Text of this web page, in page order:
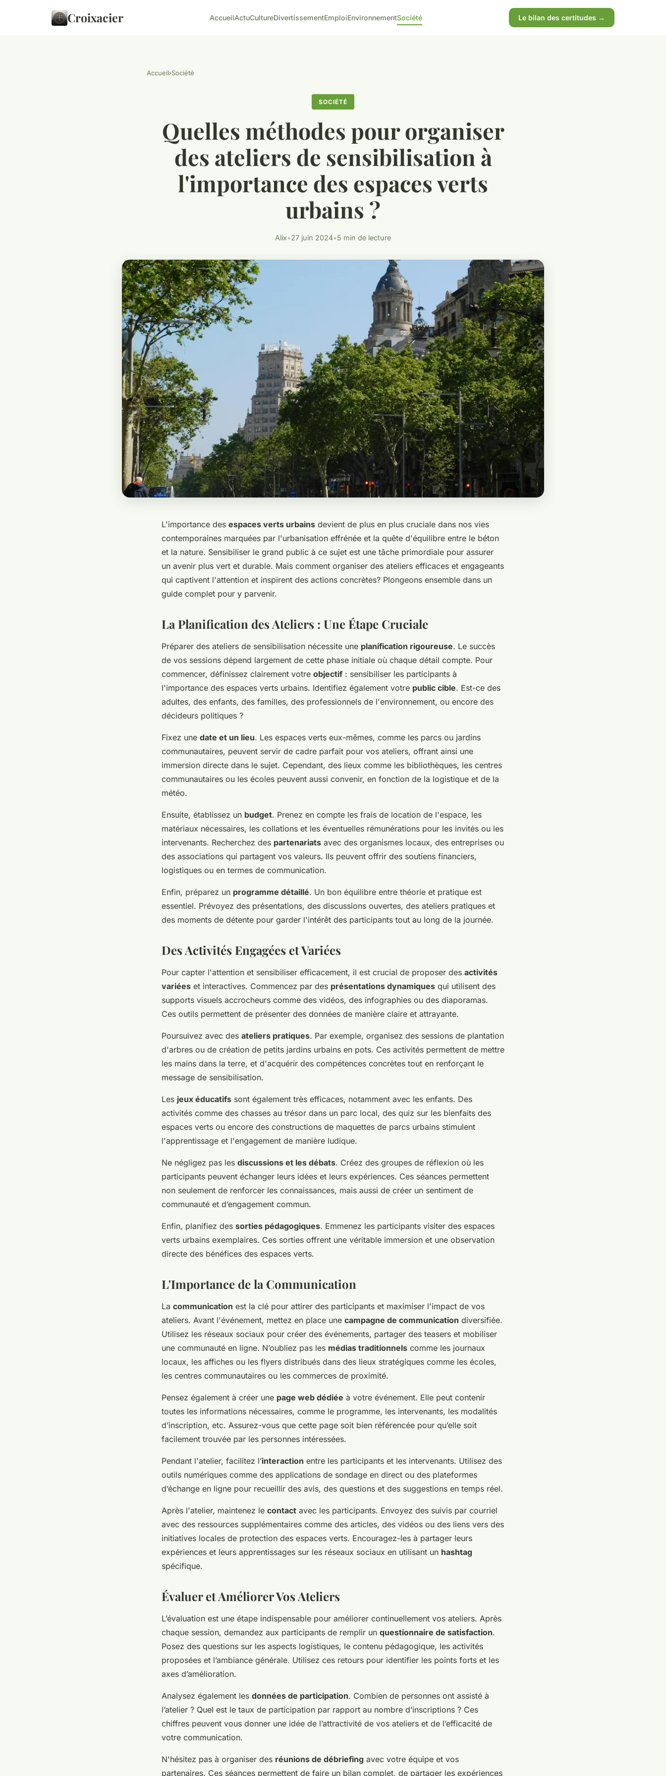
Croixacier AccueilActuCultureDivertissementEmploiEnvironnementSociété Le bilan des certitudes →
Accueil›Société
SOCIÉTÉ
Quelles méthodes pour organiser
des ateliers de sensibilisation à
l'importance des espaces verts
urbains ?
Alix•27 juin 2024•5 min de lecture
L'importance des espaces verts urbains devient de plus en plus cruciale dans nos vies
contemporaines marquées par l'urbanisation effrénée et la quête d'équilibre entre le béton
et la nature. Sensibiliser le grand public à ce sujet est une tâche primordiale pour assurer
un avenir plus vert et durable. Mais comment organiser des ateliers efficaces et engageants
qui captivent l'attention et inspirent des actions concrètes? Plongeons ensemble dans un
guide complet pour y parvenir.
La Planification des Ateliers : Une Étape Cruciale
Préparer des ateliers de sensibilisation nécessite une planification rigoureuse. Le succès
de vos sessions dépend largement de cette phase initiale où chaque détail compte. Pour
commencer, définissez clairement votre objectif : sensibiliser les participants à
l'importance des espaces verts urbains. Identifiez également votre public cible. Est-ce des
adultes, des enfants, des familles, des professionnels de l'environnement, ou encore des
décideurs politiques ?
Fixez une date et un lieu. Les espaces verts eux-mêmes, comme les parcs ou jardins
communautaires, peuvent servir de cadre parfait pour vos ateliers, offrant ainsi une
immersion directe dans le sujet. Cependant, des lieux comme les bibliothèques, les centres
communautaires ou les écoles peuvent aussi convenir, en fonction de la logistique et de la
météo.
Ensuite, établissez un budget. Prenez en compte les frais de location de l'espace, les
matériaux nécessaires, les collations et les éventuelles rémunérations pour les invités ou les
intervenants. Recherchez des partenariats avec des organismes locaux, des entreprises ou
des associations qui partagent vos valeurs. Ils peuvent offrir des soutiens financiers,
logistiques ou en termes de communication.
Enfin, préparez un programme détaillé. Un bon équilibre entre théorie et pratique est
essentiel. Prévoyez des présentations, des discussions ouvertes, des ateliers pratiques et
des moments de détente pour garder l'intérêt des participants tout au long de la journée.
Des Activités Engagées et Variées
Pour capter l'attention et sensibiliser efficacement, il est crucial de proposer des activités
variées et interactives. Commencez par des présentations dynamiques qui utilisent des
supports visuels accrocheurs comme des vidéos, des infographies ou des diaporamas.
Ces outils permettent de présenter des données de manière claire et attrayante.
Poursuivez avec des ateliers pratiques. Par exemple, organisez des sessions de plantation
d'arbres ou de création de petits jardins urbains en pots. Ces activités permettent de mettre
les mains dans la terre, et d'acquérir des compétences concrètes tout en renforçant le
message de sensibilisation.
Les jeux éducatifs sont également très efficaces, notamment avec les enfants. Des
activités comme des chasses au trésor dans un parc local, des quiz sur les bienfaits des
espaces verts ou encore des constructions de maquettes de parcs urbains stimulent
l'apprentissage et l'engagement de manière ludique.
Ne négligez pas les discussions et les débats. Créez des groupes de réflexion où les
participants peuvent échanger leurs idées et leurs expériences. Ces séances permettent
non seulement de renforcer les connaissances, mais aussi de créer un sentiment de
communauté et d’engagement commun.
Enfin, planifiez des sorties pédagogiques. Emmenez les participants visiter des espaces
verts urbains exemplaires. Ces sorties offrent une véritable immersion et une observation
directe des bénéfices des espaces verts.
L'Importance de la Communication
La communication est la clé pour attirer des participants et maximiser l'impact de vos
ateliers. Avant l'événement, mettez en place une campagne de communication diversifiée.
Utilisez les réseaux sociaux pour créer des événements, partager des teasers et mobiliser
une communauté en ligne. N’oubliez pas les médias traditionnels comme les journaux
locaux, les affiches ou les flyers distribués dans des lieux stratégiques comme les écoles,
les centres communautaires ou les commerces de proximité.
Pensez également à créer une page web dédiée à votre événement. Elle peut contenir
toutes les informations nécessaires, comme le programme, les intervenants, les modalités
d’inscription, etc. Assurez-vous que cette page soit bien référencée pour qu’elle soit
facilement trouvée par les personnes intéressées.
Pendant l'atelier, facilitez l’interaction entre les participants et les intervenants. Utilisez des
outils numériques comme des applications de sondage en direct ou des plateformes
d’échange en ligne pour recueillir des avis, des questions et des suggestions en temps réel.
Après l'atelier, maintenez le contact avec les participants. Envoyez des suivis par courriel
avec des ressources supplémentaires comme des articles, des vidéos ou des liens vers des
initiatives locales de protection des espaces verts. Encouragez-les à partager leurs
expériences et leurs apprentissages sur les réseaux sociaux en utilisant un hashtag
spécifique.
Évaluer et Améliorer Vos Ateliers
L’évaluation est une étape indispensable pour améliorer continuellement vos ateliers. Après
chaque session, demandez aux participants de remplir un questionnaire de satisfaction.
Posez des questions sur les aspects logistiques, le contenu pédagogique, les activités
proposées et l’ambiance générale. Utilisez ces retours pour identifier les points forts et les
axes d’amélioration.
Analysez également les données de participation. Combien de personnes ont assisté à
l’atelier ? Quel est le taux de participation par rapport au nombre d’inscriptions ? Ces
chiffres peuvent vous donner une idée de l’attractivité de vos ateliers et de l’efficacité de
votre communication.
N'hésitez pas à organiser des réunions de débriefing avec votre équipe et vos
partenaires. Ces séances permettent de faire un bilan complet, de partager les expériences